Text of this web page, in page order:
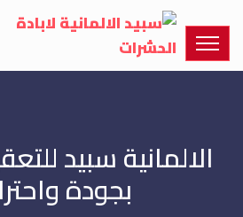
الالمانية سبيد
بجودة